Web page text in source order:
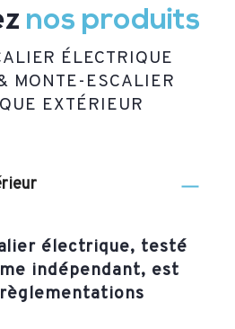
nos produits
ÉLECTRIQUE
MONTE-ESCALIER
EXTÉRIEUR
électrique, testé
indépendant, est